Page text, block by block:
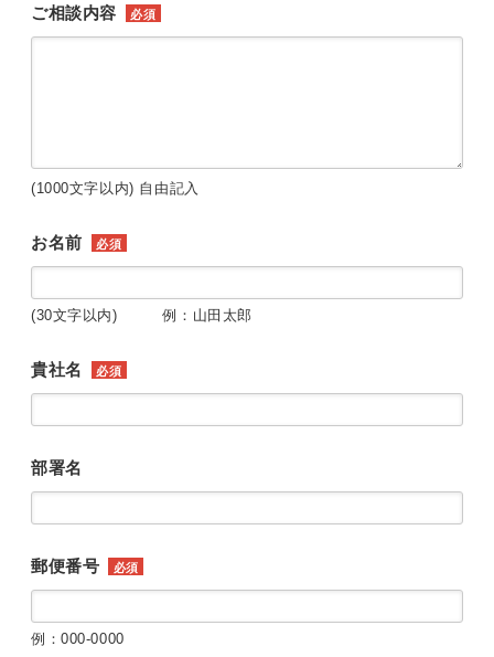
ご相談内容 必須
(1000文字以内) 自由記入
お名前 必須
(30文字以内) 例：山田太郎
貴社名 必須
部署名
郵便番号 必須
例：000-0000